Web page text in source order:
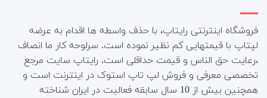
فروشگاه اینترنتی رایتاپ، با حذف واسطه ها اقدام به عرضه
لپتاپ با قیمتهایی کم نظیر نموده است. سرلوحه کار ما انصاف
،رعایت حق الناس و قیمت حداقلی است. رایتاپ سایت مرجع
تخصصی معرفی و فروش لپ تاپ استوک در اینترنت است و
همچنین بیش از 10 سال سابقه فعالیت در ایران شناخته